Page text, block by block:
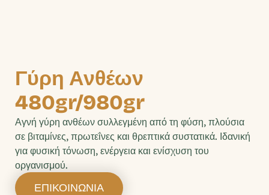
Γύρη Ανθέων
480gr/980gr
Αγνή γύρη ανθέων συλλεγμένη από τη φύση, πλούσια
σε βιταμίνες, πρωτεΐνες και θρεπτικά συστατικά. Ιδανική
για φυσική τόνωση, ενέργεια και ενίσχυση του
οργανισμού.
ΕΠΙΚΟΙΝΩΝΙΑ